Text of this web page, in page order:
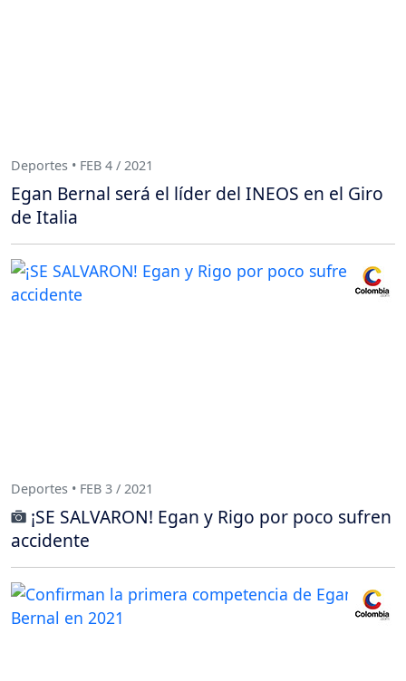
Deportes • FEB 4 / 2021
Egan Bernal será el líder del INEOS en el Giro
de Italia
Deportes • FEB 3 / 2021
¡SE SALVARON! Egan y Rigo por poco sufren
accidente